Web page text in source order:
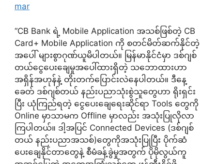
mar
“CB Bank ရဲ့ Mobile Application အသစ်ဖြစ်တဲ့ CB
Card+ Mobile Application ကို စတင်မိတ်ဆက်နိုင်တဲ့
အပေါ် များစွာဂုဏ်ယူမိပါတယ်။ မြန်မာနိုင်ငံမှာ ဒစ်ဂျစ်
တယ်ငွေပေးချေမှုအပေါ်ထားရှိတဲ့ သဘောထားဟာ
အရှိန်အဟုန်နဲ့ တိုးတက်ပြောင်းလဲနေပါတယ်။ ဒီနေ့
ခေတ် ဒစ်ဂျစ်တယ် နည်းပညာသုံးစွဲသူတွေဟာ ရိုးရှင်း
ပြီး ယုံကြည်ရတဲ့ ငွေပေးချေရေးဆိုင်ရာ Tools တွေကို
Online မှာသာမက Offline မှာလည်း အသုံးပြုလိုလာ
ကြပါတယ်။ ဒါ့အပြင် Connected Devices (ဒစ်ဂျစ်
တယ် နည်းပညာအသစ်)တွေကိုအသုံးပြုပြီး ပိုက်ဆံ
ပေးချေနိုင်တာတွေနဲ့ စီမံခန့်ခွဲမှုအတွက် ပိုမိုလွယ်ကူ